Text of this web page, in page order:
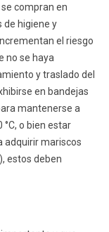
compran en
de higiene y
el riesgo
no se haya
y traslado del
en bandejas
mantenerse a
o bien estar
adquirir mariscos
estos deben